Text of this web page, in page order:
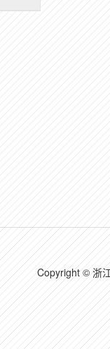
Copyright © 浙